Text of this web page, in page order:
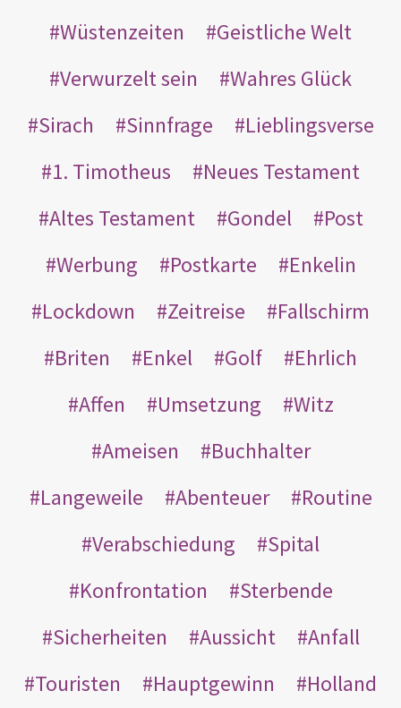
Wüstenzeiten
Geistliche Welt
Verwurzelt sein
Wahres Glück
Sirach
Sinnfrage
Lieblingsverse
1. Timotheus
Neues Testament
Altes Testament
Gondel
Post
Werbung
Postkarte
Enkelin
Lockdown
Zeitreise
Fallschirm
Briten
Enkel Golf
Ehrlich
Affen
Umsetzung
Witz
Ameisen
Buchhalter
Langeweile
Abenteuer
Routine
Verabschiedung
Spital
Konfrontation
Sterbende
Sicherheiten
Aussicht
Anfall
Touristen
Hauptgewinn Holland